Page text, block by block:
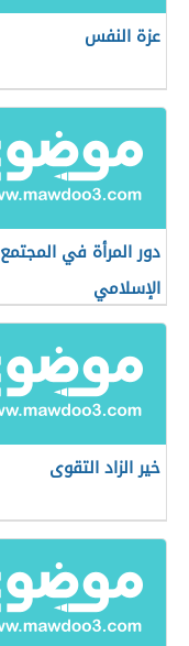
عزة النفس
دور المرأة في المجتمع
الإسلامي
خير الزاد التقوى